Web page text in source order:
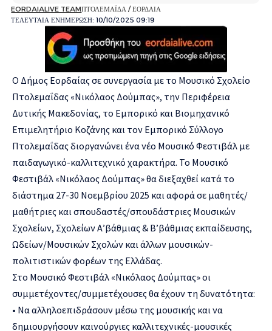
ΤΕΛΕΥΤΑΙΑ ΕΝΗΜΕΡΩΣΗ: 10/10/2025 09:19
EORDAIALIVE TEAMΠΤΟΛΕΜΑΪΔΑ / ΕΟΡΔΑΙΑ
Ο Δήμος Εορδαίας σε συνεργασία με το Μουσικό Σχολείο
Πτολεμαΐδας «Νικόλαος Δούμπας», την Περιφέρεια
Δυτικής Μακεδονίας, το Εμπορικό και Βιομηχανικό
Επιμελητήριο Κοζάνης και τον Εμπορικό Σύλλογο
Πτολεμαΐδας διοργανώνει ένα νέο Μουσικό Φεστιβάλ με
παιδαγωγικό-καλλιτεχνικό χαρακτήρα. Το Μουσικό
Φεστιβάλ «Νικόλαος Δούμπας» θα διεξαχθεί κατά το
διάστημα 27-30 Νοεμβρίου 2025 και αφορά σε μαθητές/
μαθήτριες και σπουδαστές/σπουδάστριες Μουσικών
Σχολείων, Σχολείων Α’βάθμιας & Β’βάθμιας εκπαίδευσης,
Ωδείων/Μουσικών Σχολών και άλλων μουσικών-
πολιτιστικών φορέων της Ελλάδας.
Στο Μουσικό Φεστιβάλ «Νικόλαος Δούμπας» οι
συμμετέχοντες/συμμετέχουσες θα έχουν τη δυνατότητα:
• Να αλληλοεπιδράσουν μέσω της μουσικής και να
δημιουργήσουν καινούργιες καλλιτεχνικές-μουσικές